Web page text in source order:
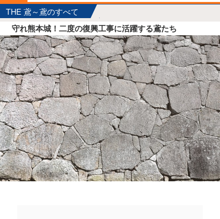
THE 鳶～鳶のすべて
守れ熊本城！二度の復興工事に活躍する鳶たち